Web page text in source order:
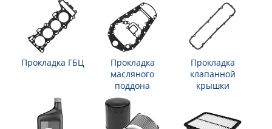
Прокладка ГБЦ
Прокладка
масляного
поддона
Прокладка
клапанной
крышки